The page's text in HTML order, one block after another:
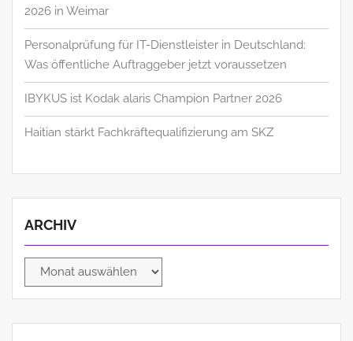
2026 in Weimar
Personalprüfung für IT-Dienstleister in Deutschland:
Was öffentliche Auftraggeber jetzt voraussetzen
IBYKUS ist Kodak alaris Champion Partner 2026
Haitian stärkt Fachkräftequalifizierung am SKZ
ARCHIV
Archiv